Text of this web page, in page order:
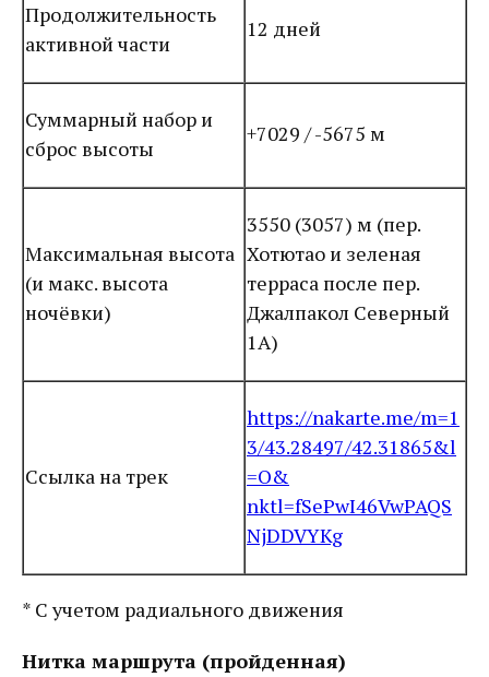
Продолжительность
активной части
12 дней
Суммарный набор и
сброс высоты
+7029 / -5675 м
Максимальная высота
(и макс. высота
ночёвки)
3550 (3057) м (пер.
Хотютао и зеленая
терраса после пер.
Джалпакол Северный
1А)
Ссылка на трек
https://nakarte.me/m=1
3/43.28497/42.31865&l
=O&
nktl=fSePwI46VwPAQS
NjDDVYKg
* С учетом радиального движения
Нитка маршрута (пройденная)